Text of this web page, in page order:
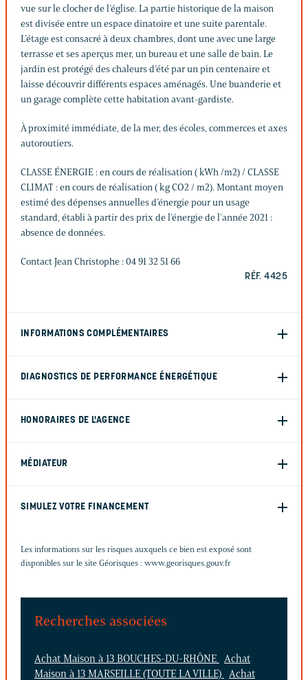
vue sur le clocher de l’église. La partie historique de la maison
est divisée entre un espace dinatoire et une suite parentale.
L’étage est consacré à deux chambres, dont une avec une large
terrasse et ses aperçus mer, un bureau et une salle de bain. Le
jardin est protégé des chaleurs d’été par un pin centenaire et
laisse découvrir différents espaces aménagés. Une buanderie et
un garage complète cette habitation avant-gardiste.
À proximité immédiate, de la mer, des écoles, commerces et axes
autoroutiers.
CLASSE ÉNERGIE : en cours de réalisation ( kWh /m2) / CLASSE
CLIMAT : en cours de réalisation ( kg CO2 / m2). Montant moyen
estimé des dépenses annuelles d’énergie pour un usage
standard, établi à partir des prix de l’énergie de l’année 2021 :
absence de données.
Contact Jean Christophe : 04 91 32 51 66
RÉF. 4425
INFORMATIONS COMPLÉMENTAIRES
DIAGNOSTICS DE PERFORMANCE ÉNERGÉTIQUE
HONORAIRES DE L'AGENCE
MÉDIATEUR
SIMULEZ VOTRE FINANCEMENT
Les informations sur les risques auxquels ce bien est exposé sont
disponibles sur le site Géorisques : www.georisques.gouv.fr
Recherches associées
Achat Maison à 13 BOUCHES-DU-RHÔNE
Achat
Maison à 13 MARSEILLE (TOUTE LA VILLE)
Achat